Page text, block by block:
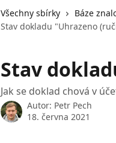
Všechny sbírky Báze
Stav dokladu "Uhrazeno
Stav
Jak se doklad chová v
Autor: Petr Pech
18. června 2021